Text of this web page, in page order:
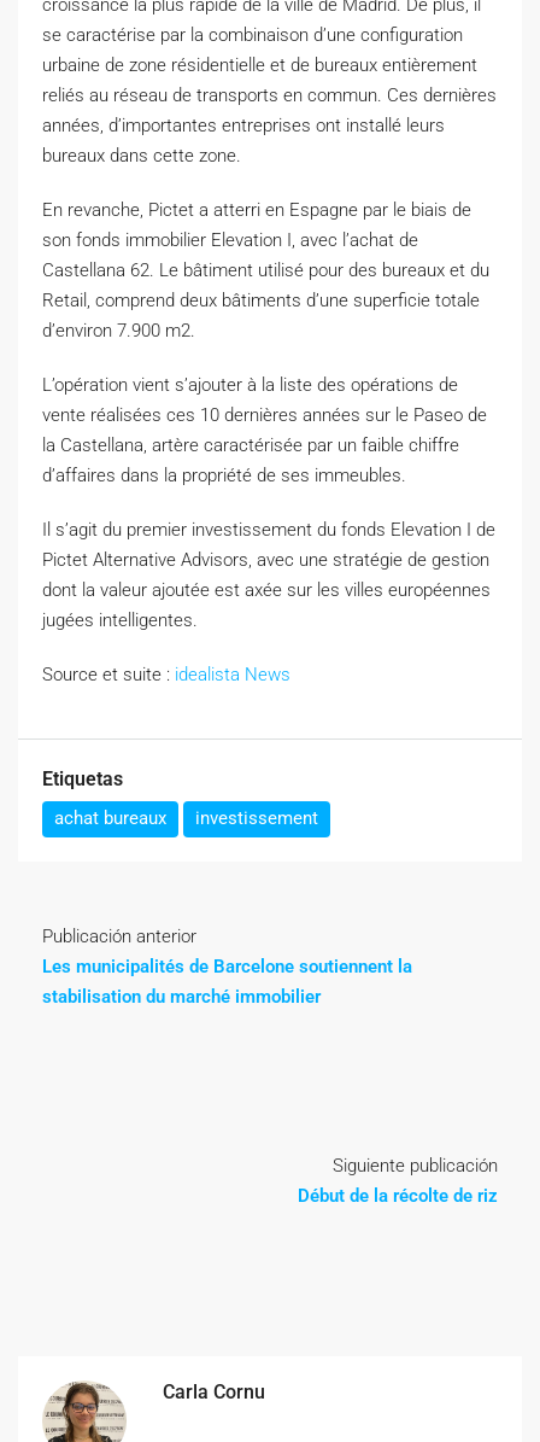
croissance la plus rapide de la ville de Madrid. De plus, il
se caractérise par la combinaison d’une configuration
urbaine de zone résidentielle et de bureaux entièrement
reliés au réseau de transports en commun. Ces dernières
années, d’importantes entreprises ont installé leurs
bureaux dans cette zone.
En revanche, Pictet a atterri en Espagne par le biais de
son fonds immobilier Elevation I, avec l’achat de
Castellana 62. Le bâtiment utilisé pour des bureaux et du
Retail, comprend deux bâtiments d’une superficie totale
d’environ 7.900 m2.
L’opération vient s’ajouter à la liste des opérations de
vente réalisées ces 10 dernières années sur le Paseo de
la Castellana, artère caractérisée par un faible chiffre
d’affaires dans la propriété de ses immeubles.
Il s’agit du premier investissement du fonds Elevation I de
Pictet Alternative Advisors, avec une stratégie de gestion
dont la valeur ajoutée est axée sur les villes européennes
jugées intelligentes.
Source et suite : idealista News
Etiquetas
achat bureaux investissement
Publicación anterior
Les municipalités de Barcelone soutiennent la
stabilisation du marché immobilier
Siguiente publicación
Début de la récolte de riz
Carla Cornu